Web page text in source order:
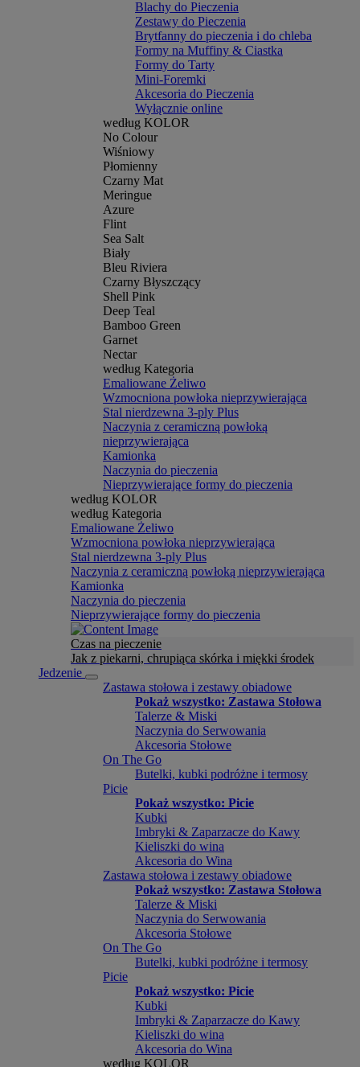
Blachy do Pieczenia
Zestawy do Pieczenia
Brytfanny do pieczenia i do chleba
Formy na Muffiny & Ciastka
Formy do Tarty
Mini-Foremki
Akcesoria do Pieczenia
Wyłącznie online
według KOLOR
No Colour
Wiśniowy
Płomienny
Czarny Mat
Meringue
Azure
Flint
Sea Salt
Biały
Bleu Riviera
Czarny Błyszczący
Shell Pink
Deep Teal
Bamboo Green
Garnet
Nectar
według Kategoria
Emaliowane Żeliwo
Wzmocniona powłoka nieprzywierająca
Stal nierdzewna 3-ply Plus
Naczynia z ceramiczną powłoką
nieprzywierająca
Kamionka
Naczynia do pieczenia
Nieprzywierające formy do pieczenia
według KOLOR
według Kategoria
Emaliowane Żeliwo
Wzmocniona powłoka nieprzywierająca
Stal nierdzewna 3-ply Plus
Naczynia z ceramiczną powłoką nieprzywierająca
Kamionka
Naczynia do pieczenia
Nieprzywierające formy do pieczenia
Czas na pieczenie
Jak z piekarni, chrupiąca skórka i miękki środek
Jedzenie
Zastawa stołowa i zestawy obiadowe
Pokaż wszystko: Zastawa Stołowa
Talerze & Miski
Naczynia do Serwowania
Akcesoria Stołowe
On The Go
Butelki, kubki podróżne i termosy
Picie
Pokaż wszystko: Picie
Kubki
Imbryki & Zaparzacze do Kawy
Kieliszki do wina
Akcesoria do Wina
Zastawa stołowa i zestawy obiadowe
Pokaż wszystko: Zastawa Stołowa
Talerze & Miski
Naczynia do Serwowania
Akcesoria Stołowe
On The Go
Butelki, kubki podróżne i termosy
Picie
Pokaż wszystko: Picie
Kubki
Imbryki & Zaparzacze do Kawy
Kieliszki do wina
Akcesoria do Wina
według KOLOR